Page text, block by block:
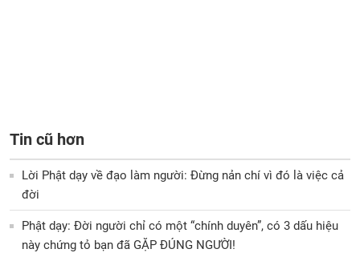
Tin cũ hơn
Lời Phật dạy về đạo làm người: Đừng nản chí vì đó là việc cả
đời
Phật dạy: Đời người chỉ có một “chính duyên”, có 3 dấu hiệu
này chứng tỏ bạn đã GẶP ĐÚNG NGƯỜI!